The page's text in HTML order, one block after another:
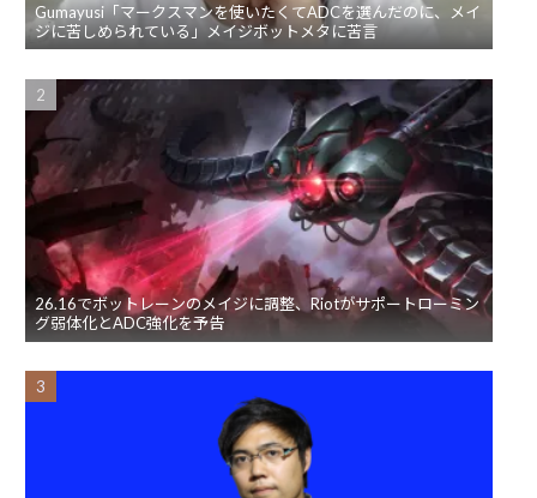
Gumayusi「マークスマンを使いたくてADCを選んだのに、メイ
ジに苦しめられている」メイジボットメタに苦言
26.16でボットレーンのメイジに調整、Riotがサポートローミン
グ弱体化とADC強化を予告